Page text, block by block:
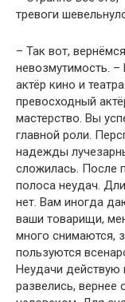
тревоги
– Так вот,
невозмутимость.
актёр кино и
превосходный
мастерство. Вы
главной роли.
надежды
сложилась. После
полоса неудач.
нет. Вам иногда
ваши товарищи,
много снимаются,
пользуются
Неудачи
развелись, вернее